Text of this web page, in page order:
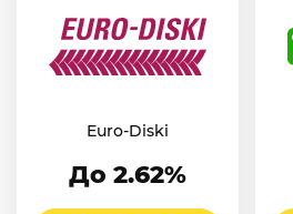
Euro-Diski
До 2.62%